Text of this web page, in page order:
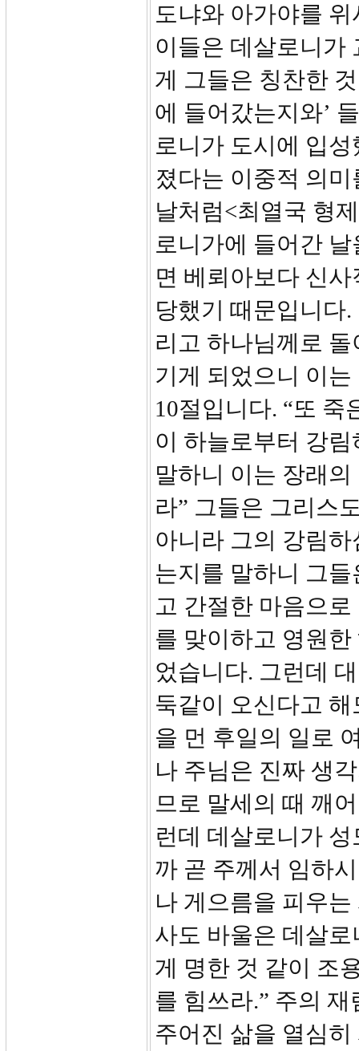
도냐와 아가야를
이들은 데살로니가
게 그들은 칭찬한
에 들어갔는지와’
로니가 도시에 입
졌다는 이중적 의
날처럼<최열국 형
로니가에 들어간
면 베뢰아보다 신
당했기 때문입니다
리고 하나님께로
기게 되었으니 이
10절입니다. “또 죽
이 하늘로부터 강
말하니 이는 장래
라” 그들은 그리스
아니라 그의 강림
는지를 말하니 그
고 간절한 마음으
를 맞이하고 영원
었습니다. 그런데
둑같이 오신다고
을 먼 후일의 일로
나 주님은 진짜 생
므로 말세의 때 깨
런데 데살로니가
까 곧 주께서 임하
나 게으름을 피우
사도 바울은 데살
게 명한 것 같이 조
를 힘쓰라.” 주의
주어진 삶을 열심